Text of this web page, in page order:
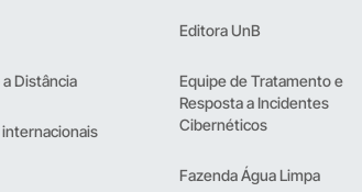
Distância
Editora UnB
Equipe de Tratamento e
Resposta a Incidentes
Cibernéticos
Fazenda Água Limpa